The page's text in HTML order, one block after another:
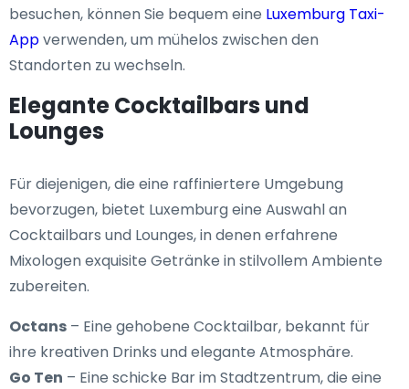
besuchen, können Sie bequem eine Luxemburg Taxi-
Appverwenden, um mühelos zwischen den
Standorten zu wechseln.
Elegante Cocktailbars und
Lounges
Für diejenigen, die eine raffiniertere Umgebung
bevorzugen, bietet Luxemburg eine Auswahl an
Cocktailbars und Lounges, in denen erfahrene
Mixologen exquisite Getränke in stilvollem Ambiente
zubereiten.
Octans – Eine gehobene Cocktailbar, bekannt für
ihre kreativen Drinks und elegante Atmosphäre.
Go Ten – Eine schicke Bar im Stadtzentrum, die eine